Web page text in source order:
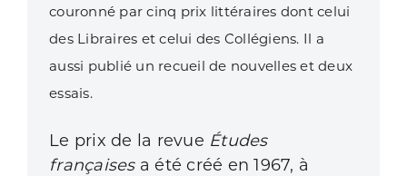
couronné par cinq prix littéraires dont celui
des Libraires et celui des Collégiens. Il a
aussi publié un recueil de nouvelles et deux
essais.
Le prix de la revue Études
françaisesa été créé en 1967, à